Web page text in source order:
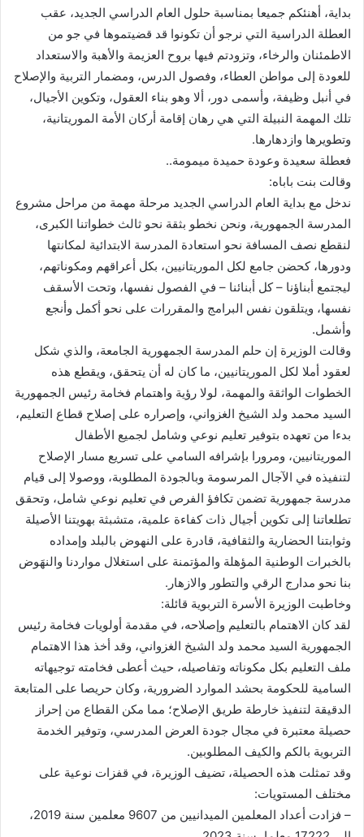
بداية، أهنئكم جميعا بمناسبة حلول العام الدراسي الجديد، عقب
العطلة الدراسية التي نرجو أن تكونوا قد قضيتموها في جو من
الاطمئنان والرخاء، وتزودتم فيها بروح العزيمة والأهبة والاستعداد
للعودة إلى مواطن العطاء، وفصول الدرس، ومضمار التربية والإصلاح
في أنبل وظيفة، وأسمى دور، ألا وهو بناء العقول، وتكوين الأجيال،
تلك المهمة النبيلة التي هي رهان إقامة أركان الأمة الموريتانية،
وتطويرها وازدهارها.
فعطلة سعيدة وعودة حميدة ميمومة..
وقالت بنت باباه:
ندخل مع بداية العام الدراسي الجديد مرحلة مهمة من مراحل مشروع
المدرسة الجمهورية، ونحن نخطو بثقة نحو ثالث خطواتنا الكبرى،
لنقطع نصف المسافة نحو استعادة المدرسة الابتدائية لمكانتها
ودورها، كحضن جامع لكل الموريتانيين، بكل أعراقهم ومكوناتهم،
ليجتمع أبناؤنا – كل أبنائنا – في الفصول نفسها، وتحت الأسقف
نفسها، ويتلقون نفس البرامج والمقررات على نحو أكمل وأنجع
وأشمل.
وقالت الوزيرة إن حلم المدرسة الجمهورية الجامعة، والذي شكل
لعقود أملا لكل الموريتانيين، ما كان له أن يتحقق، ويقطع هذه
الخطوات الواثقة والمهمة، لولا رؤية واهتمام فخامة رئيس الجمهورية
السيد محمد ولد الشيخ الغزواني، وإصراره على إصلاح قطاع التعليم،
بدءا من تعهده بتوفير تعليم نوعي وشامل لجميع الأطفال
الموريتانيين، ومرورا بإشرافه السامي على تسريع مسار الإصلاح
لتنفيذه في الآجال المرسومة وبالجودة المطلوبة، ووصولا إلى قيام
مدرسة جمهورية تضمن تكافؤ الفرص في تعليم نوعي شامل، وتحقق
تطلعاتنا إلى تكوين أجيال ذات كفاءة علمية، متشبثة بهويتنا الأصيلة
وثوابتنا الحضارية والثقافية، قادرة على النهوض بالبلد وإمداده
بالخبرات الوطنية المؤهلة والمؤتمنة على استغلال مواردنا والنهَوض
بنا نحو مدارج الرقي والتطور والازهار.
وخاطبت الوزيرة الأسرة التربوية قائلة:
لقد كان الاهتمام بالتعليم وإصلاحه، في مقدمة أولويات فخامة رئيس
الجمهورية السيد محمد ولد الشيخ الغزواني، وقد أخذ هذا الاهتمام
ملف التعليم بكل مكوناته وتفاصيله، حيث أعطى فخامته توجيهاته
السامية للحكومة بحشد الموارد الضرورية، وكان حريصا على المتابعة
الدقيقة لتنفيذ خارطة طريق الإصلاح؛ مما مكن القطاع من إحراز
حصيلة معتبرة في مجال جودة العرض المدرسي، وتوفير الخدمة
التربوية بالكم والكيف المطلوبين.
وقد تمثلت هذه الحصيلة، تضيف الوزيرة، في قفزات نوعية على
مختلف المستويات:
– فزادت أعداد المعلمين الميدانيين من 9607 معلمين سنة 2019،